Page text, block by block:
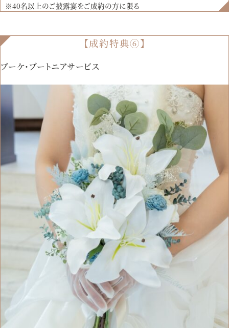
※40名以上のご披露宴をご成約の方に限る
【成約特典⑥】
ブーケ・ブートニアサービス